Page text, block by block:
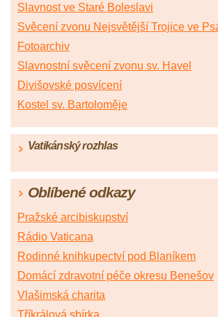
Slavnost ve Staré Boleslavi
Svěcení zvonu Nejsvětější Trojice ve
Fotoarchiv
Slavnostní svěcení zvonu sv. Havel
Divišovské posvícení
Kostel sv. Bartoloměje
Vatikánský rozhlas
Oblíbené odkazy
Pražské arcibiskupství
Rádio Vaticana
Rodinné knihkupectví pod Blaníkem
Domácí zdravotní péče okresu Benešov
Vlašimská charita
Tříkrálová sbírka